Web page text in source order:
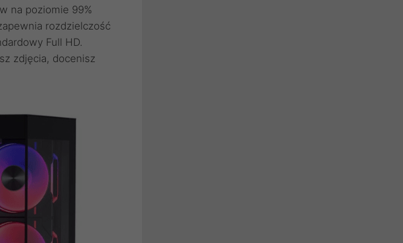
na poziomie 99%
rozdzielczość
Full HD.
zdjęcia, docenisz